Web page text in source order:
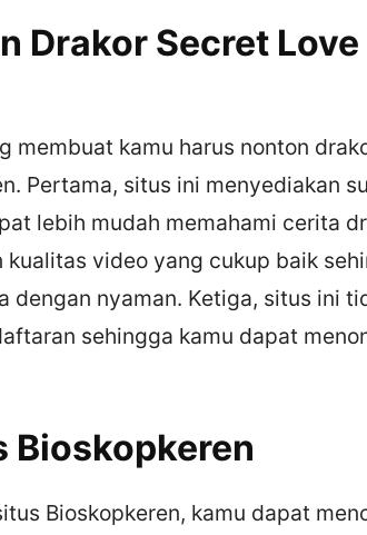
Drakor Secret Love
membuat kamu harus nonton
Pertama, situs ini menyediakan
lebih mudah memahami cerita
video yang cukup baik
dengan nyaman. Ketiga, situs ini
sehingga kamu dapat
Bioskopkeren
Bioskopkeren, kamu dapat